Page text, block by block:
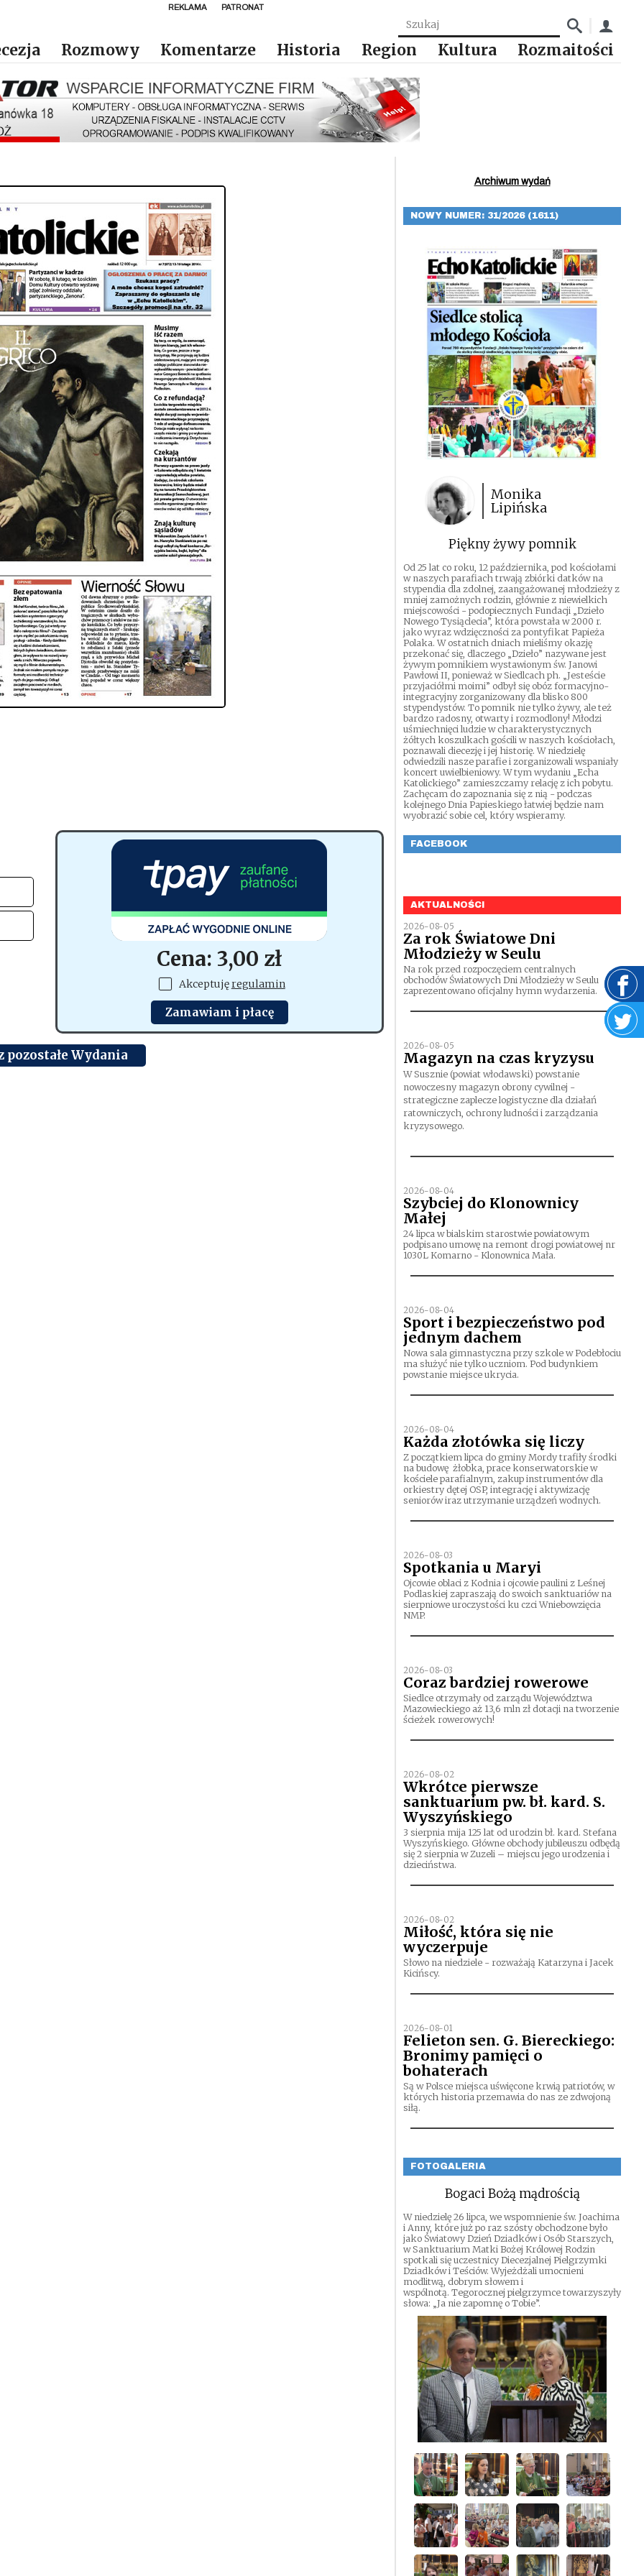
REKLAMA PATRONAT
Rozmowy Komentarze Historia Region Kultura Rozmaitości
Cena: 3,00 zł
Akceptujęregulamin
Zamawiam i płacę
pozostałe Wydania
Archiwum wydań
NOWY NUMER: 31/2026 (1611)
Monika
Lipińska
Piękny żywy pomnik
Od 25 lat co roku, 12 października, pod kościołami
w naszych parafiach trwają zbiórki datków na
stypendia dla zdolnej, zaangażowanej młodzieży z
mniej zamożnych rodzin, głównie z niewielkich
miejscowości - podopiecznych Fundacji „Dzieło
Nowego Tysiąclecia”, która powstała w 2000 r.
jako wyraz wdzięczności za pontyfikat Papieża
Polaka. W ostatnich dniach mieliśmy okazję
przekonać się, dlaczego „Dzieło” nazywane jest
żywym pomnikiem wystawionym św. Janowi
Pawłowi II, ponieważ w Siedlcach ph. „Jesteście
przyjaciółmi moimi” odbył się obóz formacyjno-
integracyjny zorganizowany dla blisko 800
stypendystów. To pomnik nie tylko żywy, ale też
bardzo radosny, otwarty i rozmodlony! Młodzi
uśmiechnięci ludzie w charakterystycznych
żółtych koszulkach gościli w naszych kościołach,
poznawali diecezję i jej historię. W niedzielę
odwiedzili nasze parafie i zorganizowali wspaniały
koncert uwielbieniowy. W tym wydaniu „Echa
Katolickiego” zamieszczamy relację z ich pobytu.
Zachęcam do zapoznania się z nią - podczas
kolejnego Dnia Papieskiego łatwiej będzie nam
wyobrazić sobie cel, który wspieramy.
FACEBOOK
AKTUALNOŚCI
2026-08-05
Za rok Światowe Dni
Młodzieży w Seulu
Na rok przed rozpoczęciem centralnych
obchodów Światowych Dni Młodzieży w Seulu
zaprezentowano oficjalny hymn wydarzenia.
2026-08-05
Magazyn na czas kryzysu
W Susznie (powiat włodawski) powstanie
nowoczesny magazyn obrony cywilnej -
strategiczne zaplecze logistyczne dla działań
ratowniczych, ochrony ludności i zarządzania
kryzysowego.
2026-08-04
Szybciej do Klonownicy
Małej
24 lipca w bialskim starostwie powiatowym
podpisano umowę na remont drogi powiatowej nr
1030L Komarno - Klonownica Mała.
2026-08-04
Sport i bezpieczeństwo pod
jednym dachem
Nowa sala gimnastyczna przy szkole w Podebłociu
ma służyć nie tylko uczniom. Pod budynkiem
powstanie miejsce ukrycia.
2026-08-04
Każda złotówka się liczy
Z początkiem lipca do gminy Mordy trafiły środki
na budowę żłobka, prace konserwatorskie w
kościele parafialnym, zakup instrumentów dla
orkiestry dętej OSP, integrację i aktywizację
seniorów iraz utrzymanie urządzeń wodnych.
2026-08-03
Spotkania u Maryi
Ojcowie oblaci z Kodnia i ojcowie paulini z Leśnej
Podlaskiej zapraszają do swoich sanktuariów na
sierpniowe uroczystości ku czci Wniebowzięcia
NMP.
2026-08-03
Coraz bardziej rowerowe
Siedlce otrzymały od zarządu Województwa
Mazowieckiego aż 13,6 mln zł dotacji na tworzenie
ścieżek rowerowych!
2026-08-02
Wkrótce pierwsze
sanktuarium pw. bł. kard. S.
Wyszyńskiego
3 sierpnia mija 125 lat od urodzin bł. kard. Stefana
Wyszyńskiego. Główne obchody jubileuszu odbędą
się 2 sierpnia w Zuzeli – miejscu jego urodzenia i
dzieciństwa.
2026-08-02
Miłość, która się nie
wyczerpuje
Słowo na niedziele - rozważają Katarzyna i Jacek
Kicińscy.
2026-08-01
Felieton sen. G. Biereckiego:
Bronimy pamięci o
bohaterach
Są w Polsce miejsca uświęcone krwią patriotów, w
których historia przemawia do nas ze zdwojoną
siłą.
FOTOGALERIA
Bogaci Bożą mądrością
W niedzielę 26 lipca, we wspomnienie św. Joachima
i Anny, które już po raz szósty obchodzone było
jako Światowy Dzień Dziadków i Osób Starszych,
w Sanktuarium Matki Bożej Królowej Rodzin
spotkali się uczestnicy Diecezjalnej Pielgrzymki
Dziadków i Teściów. Wyjeżdżali umocnieni
modlitwą, dobrym słowem i
wspólnotą. Tegorocznej pielgrzymce towarzyszyły
słowa: „Ja nie zapomnę o Tobie”.